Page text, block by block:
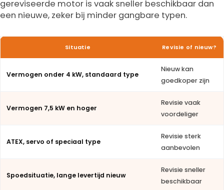
gereviseerde motor is vaak sneller beschikbaar dan
een nieuwe, zeker bij minder gangbare typen.
Situatie Revisie of nieuw?
Vermogen onder 4 kW, standaard type
Nieuw kan
goedkoper zijn
Vermogen 7,5 kW en hoger
Revisie vaak
voordeliger
ATEX, servo of speciaal type
Revisie sterk
aanbevolen
Spoedsituatie, lange levertijd nieuw
Revisie sneller
beschikbaar